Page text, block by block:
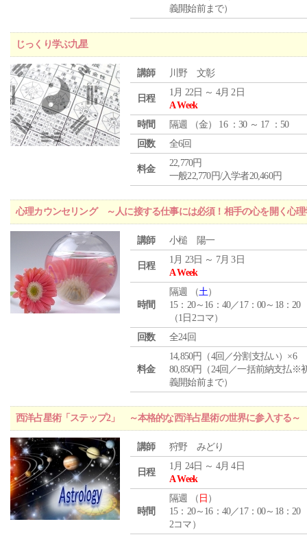
義開始前まで）
じっくり学ぶ九星
講師 川野 文彰
日程
1月 22日 ～ 4月 2日
A Week
時間
隔週 （金） 16 ：30 ～ 17 ：50
回数
全6回
料金
22,770円
一般22,770円/入学者20,460円
心理カウンセリング ～人に接する仕事には必須！相手の心を開く心理
講師 小槌 陽一
日程
1月 23日 ～ 7月 3日
A Week
時間
隔週 （土）
15：20～16：40／17：00～18：20
（1日2コマ）
回数
全24回
料金
14,850円（4回／分割支払い）×6
80,850円（24回／一括前納支払※
義開始前まで）
西洋占星術「ステップ2」 ～本格的な西洋占星術の世界に参入する～
講師 狩野 みどり
日程
1月 24日 ～ 4月 4日
A Week
時間
隔週 （ 日 ）
15：20～16：40／17：00～18：20
2コマ）